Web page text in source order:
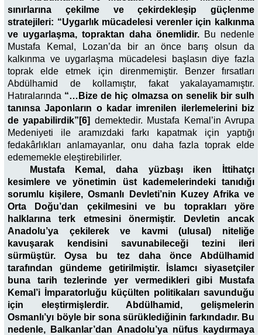
sınırlarına çekilme ve çekirdekleşip güçlenme
stratejileri: “Uygarlık mücadelesi verenler için kalkınma
ve uygarlaşma, topraktan daha önemlidir. Bu nedenle
Mustafa Kemal, Lozan’da bir an önce barış olsun da
kalkınma ve uygarlaşma mücadelesi başlasın diye fazla
toprak elde etmek için direnmemiştir. Benzer fırsatları
Abdülhamid de kollamıştır, fakat yakalayamamıştır.
Hatıralarında “…Bize de hiç olmazsa on senelik bir sulh
tanınsa Japonların o kadar imrenilen ilerlemelerini biz
de yapabilirdik”[6] demektedir. Mustafa Kemal’in Avrupa
Medeniyeti ile aramızdaki farkı kapatmak için yaptığı
fedakârlıkları anlamayanlar, onu daha fazla toprak elde
edememekle eleştirebilirler.
Mustafa Kemal, daha yüzbaşı iken İttihatçı
kesimlere ve yönetimin üst kademelerindeki tanıdığı
sorumlu kişilere, Osmanlı Devleti’nin Kuzey Afrika ve
Orta Doğu’dan çekilmesini ve bu toprakları yöre
halklarına terk etmesini önermiştir. Devletin ancak
Anadolu’ya çekilerek ve kavmi (ulusal) niteliğe
kavuşarak kendisini savunabileceği tezini ileri
sürmüştür. Oysa bu tez daha önce Abdülhamid
tarafından gündeme getirilmiştir. İslamcı siyasetçiler
buna tarih tezlerinde yer vermedikleri gibi Mustafa
Kemal’i İmparatorluğu küçülten politikaları savunduğu
için eleştirmişlerdir. Abdülhamid, gelişmelerin
Osmanlı’yı böyle bir sona sürüklediğinin farkındadır. Bu
nedenle, Balkanlar’dan Anadolu’ya nüfus kaydırmaya